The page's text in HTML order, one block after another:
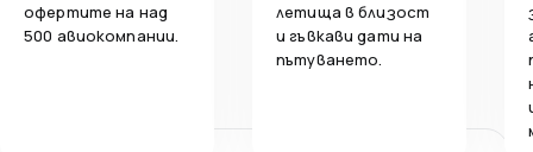
офертите на над
500 авиокомпании.
летища в близост
и гъвкави дати на
пътуването.